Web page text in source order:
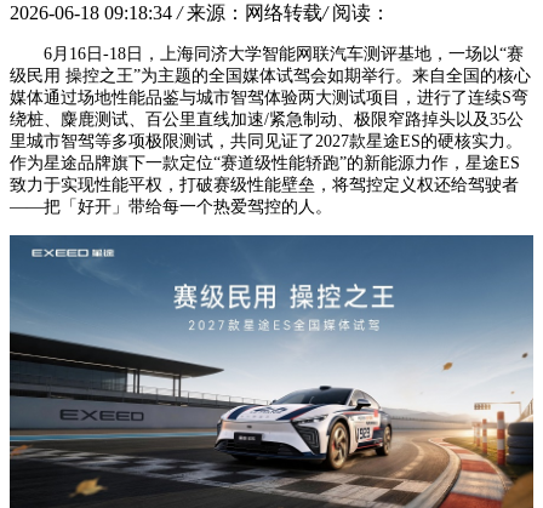
2026-06-18 09:18:34 / 来源：网络转载/ 阅读：
6月16日-18日，上海同济大学智能网联汽车测评基地，一场以“赛
级民用 操控之王”为主题的全国媒体试驾会如期举行。来自全国的核心
媒体通过场地性能品鉴与城市智驾体验两大测试项目，进行了连续S弯
绕桩、麋鹿测试、百公里直线加速/紧急制动、极限窄路掉头以及35公
里城市智驾等多项极限测试，共同见证了2027款星途ES的硬核实力。
作为星途品牌旗下一款定位“赛道级性能轿跑”的新能源力作，星途ES
致力于实现性能平权，打破赛级性能壁垒，将驾控定义权还给驾驶者
——把「好开」带给每一个热爱驾控的人。